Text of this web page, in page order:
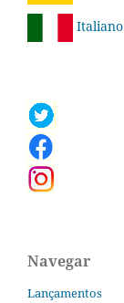
Italiano
Navegar
Lançamentos